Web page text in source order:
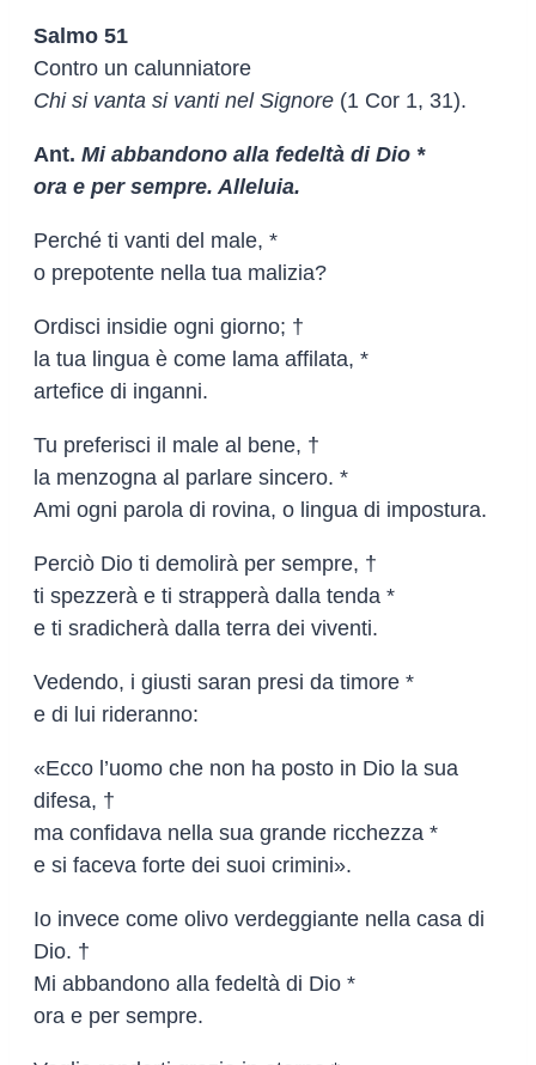
Salmo 51
Contro un calunniatore
Chi si vanta si vanti nel Signore (1 Cor 1, 31).
Ant. Mi abbandono alla fedeltà di Dio *
ora e per sempre. Alleluia.
Perché ti vanti del male, *
o prepotente nella tua malizia?
Ordisci insidie ogni giorno; †
la tua lingua è come lama affilata, *
artefice di inganni.
Tu preferisci il male al bene, †
la menzogna al parlare sincero. *
Ami ogni parola di rovina, o lingua di impostura.
Perciò Dio ti demolirà per sempre, †
ti spezzerà e ti strapperà dalla tenda *
e ti sradicherà dalla terra dei viventi.
Vedendo, i giusti saran presi da timore *
e di lui rideranno:
«Ecco l’uomo che non ha posto in Dio la sua
difesa, †
ma confidava nella sua grande ricchezza *
e si faceva forte dei suoi crimini».
Io invece come olivo verdeggiante nella casa di
Dio. †
Mi abbandono alla fedeltà di Dio *
ora e per sempre.